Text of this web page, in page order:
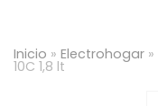
Inicio » Electrohogar »
10C 1,8 lt